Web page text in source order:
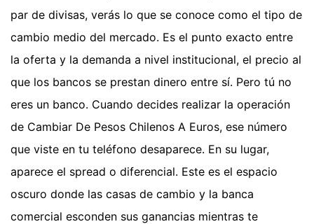
par de divisas, verás lo que se conoce como el tipo de
cambio medio del mercado. Es el punto exacto entre
la oferta y la demanda a nivel institucional, el precio al
que los bancos se prestan dinero entre sí. Pero tú no
eres un banco. Cuando decides realizar la operación
de Cambiar De Pesos Chilenos A Euros, ese número
que viste en tu teléfono desaparece. En su lugar,
aparece el spread o diferencial. Este es el espacio
oscuro donde las casas de cambio y la banca
comercial esconden sus ganancias mientras te